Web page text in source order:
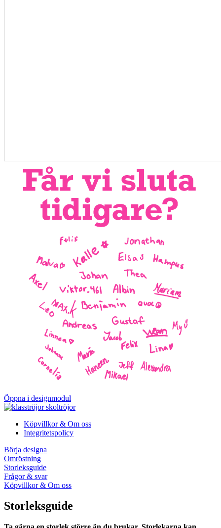
Öppna i designmodul
Köpvillkor & Om oss
Integritetspolicy
Börja designa
Omröstning
Storleksguide
Frågor & svar
Köpvillkor & Om oss
Storleksguide